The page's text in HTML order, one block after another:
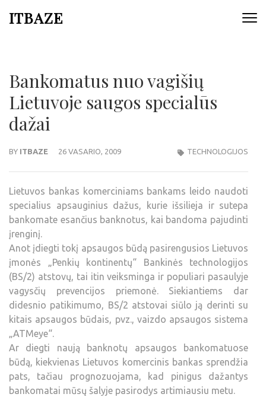
ITBAZE
Bankomatus nuo vagišių
Lietuvoje saugos specialūs
dažai
BY ITBAZE 26 VASARIO, 2009 TECHNOLOGIJOS
Lietuvos bankas komerciniams bankams leido naudoti
specialius apsauginius dažus, kurie išsilieja ir sutepa
bankomate esančius banknotus, kai bandoma pajudinti
įrenginį.
Anot įdiegti tokį apsaugos būdą pasirengusios Lietuvos
įmonės „Penkių kontinentų“ Bankinės technologijos
(BS/2) atstovų, tai itin veiksminga ir populiari pasaulyje
vagysčių prevencijos priemonė. Siekiantiems dar
didesnio patikimumo, BS/2 atstovai siūlo ją derinti su
kitais apsaugos būdais, pvz., vaizdo apsaugos sistema
„ATMeye“.
Ar diegti naują banknotų apsaugos bankomatuose
būdą, kiekvienas Lietuvos komercinis bankas sprendžia
pats, tačiau prognozuojama, kad pinigus dažantys
bankomatai mūsų šalyje pasirodys artimiausiu metu.